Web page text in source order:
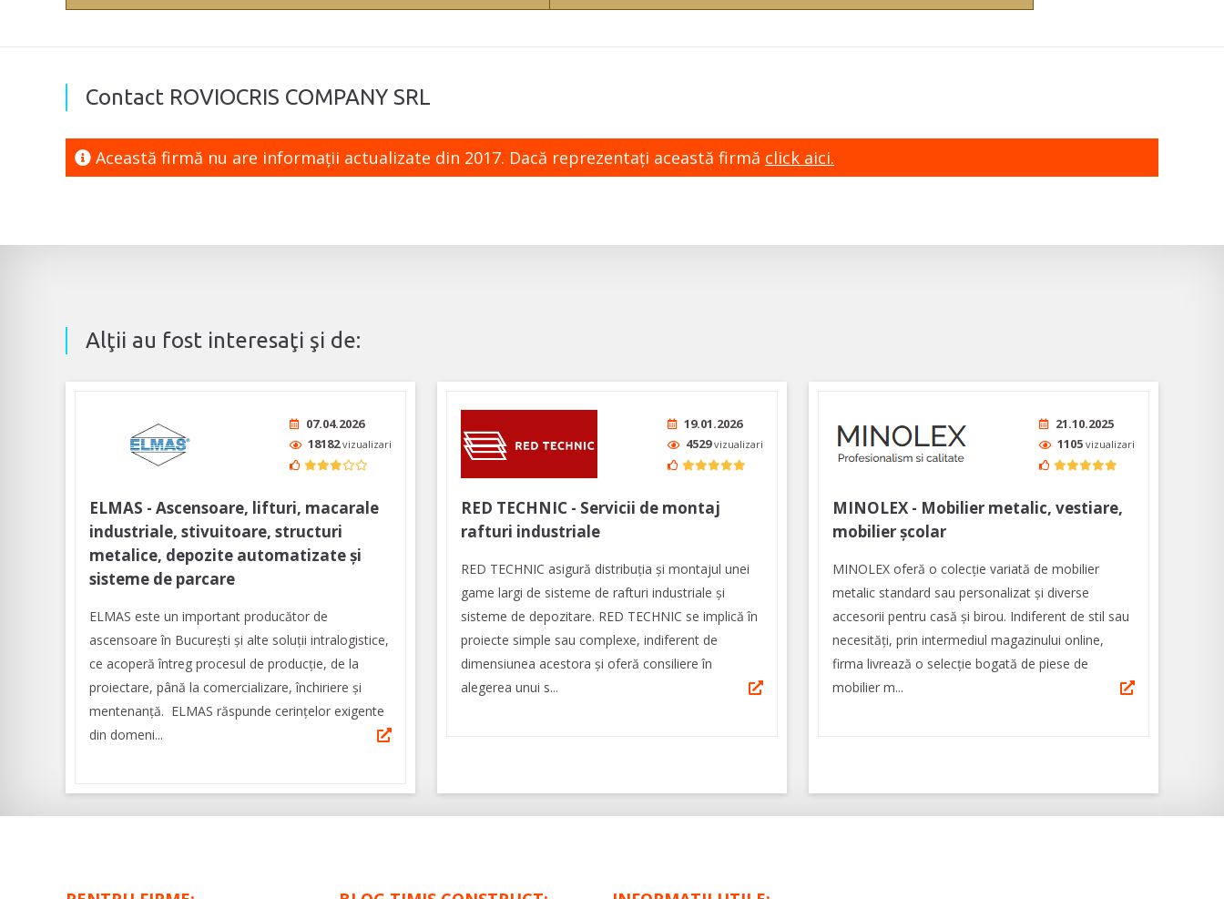
Contact ROVIOCRIS COMPANY SRL
Această firmă nu are informaţii actualizate din 2017. Dacă reprezentaţi această firmă click aici.
Alţii au fost interesaţi şi de:
07.04.2026
18182vizualizari
ELMAS - Ascensoare, lifturi, macarale
industriale, stivuitoare, structuri
metalice, depozite automatizate și
sisteme de parcare
ELMAS este un important producător de
ascensoare în București și alte soluții intralogistice,
ce acoperă întreg procesul de producție, de la
proiectare, până la comercializare, închiriere și
mentenanță. ELMAS răspunde cerințelor exigente
din domeni...
19.01.2026
4529vizualizari
RED TECHNIC - Servicii de montaj
rafturi industriale
RED TECHNIC asigură distribuția și montajul unei
game largi de sisteme de rafturi industriale și
sisteme de depozitare. RED TECHNIC se implică în
proiecte simple sau complexe, indiferent de
dimensiunea acestora și oferă consiliere în
alegerea unui s...
21.10.2025
1105 vizualizari
MINOLEX - Mobilier metalic, vestiare,
mobilier școlar
MINOLEX oferă o colecție variată de mobilier
metalic standard sau personalizat și diverse
accesorii pentru casă și birou. Indiferent de stil sau
necesități, prin intermediul magazinului online,
firma livrează o selecție bogată de piese de
mobilier m...